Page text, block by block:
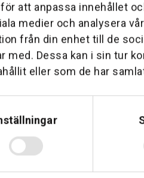
att anpassa innehållet
medier och analysera
från din enhet till de
med. Dessa kan i sin tur
eller som de har
Oavsett storlek.